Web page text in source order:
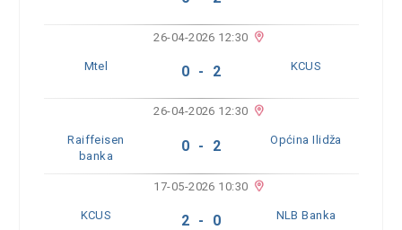
26-04-2026 12:30
Mtel 0 - 2 KCUS
26-04-2026 12:30
Raiffeisen
banka
0 - 2 Općina Ilidža
17-05-2026 10:30
KCUS 2 - 0 NLB Banka